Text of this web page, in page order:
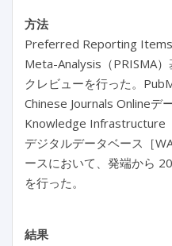
方法
Preferred Reporting
Meta-Analysis（PRISMA
クレビューを行った。
Chinese Journals Onlineデ
Knowledge Infrastructure
デジタルデータベース［
ースにおいて、発端から
を行った。
結果